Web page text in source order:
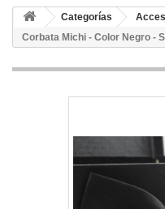
Categorías
Corbata Michi - Color Negro -